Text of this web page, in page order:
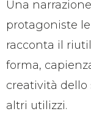
Una
protagoniste
racconta il
forma,
creatività dello
altri utilizzi.